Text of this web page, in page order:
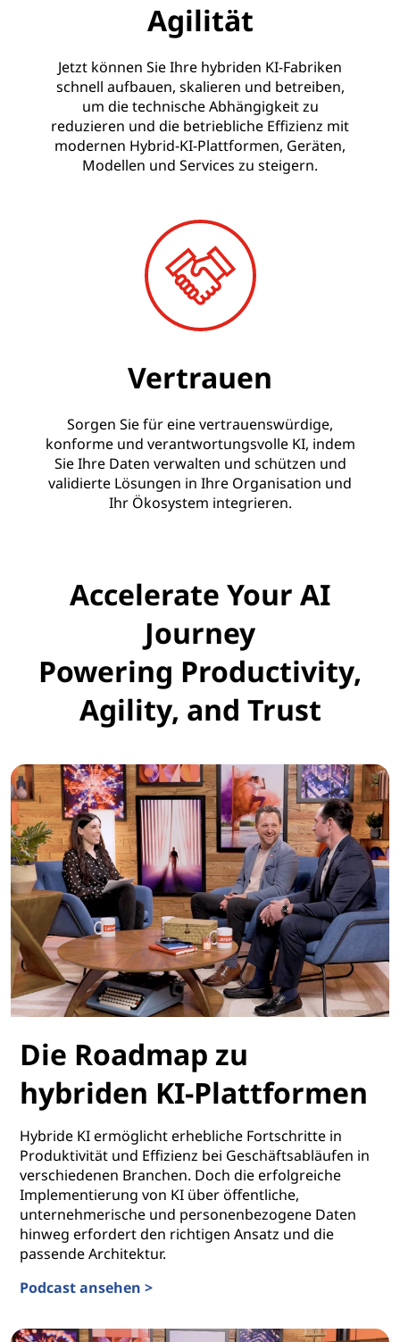
Agilität
Jetzt können Sie Ihre hybriden KI-Fabriken
schnell aufbauen, skalieren und betreiben,
um die technische Abhängigkeit zu
reduzieren und die betriebliche Effizienz mit
modernen Hybrid-KI-Plattformen, Geräten,
Modellen und Services zu steigern.
Vertrauen
Sorgen Sie für eine vertrauenswürdige,
konforme und verantwortungsvolle KI, indem
Sie Ihre Daten verwalten und schützen und
validierte Lösungen in Ihre Organisation und
Ihr Ökosystem integrieren.
Accelerate Your AI
Journey
Powering Productivity,
Agility, and Trust
Die Roadmap zu
hybriden KI-Plattformen
Hybride KI ermöglicht erhebliche Fortschritte in
Produktivität und Effizienz bei Geschäftsabläufen in
verschiedenen Branchen. Doch die erfolgreiche
Implementierung von KI über öffentliche,
unternehmerische und personenbezogene Daten
hinweg erfordert den richtigen Ansatz und die
passende Architektur.
Podcast ansehen >